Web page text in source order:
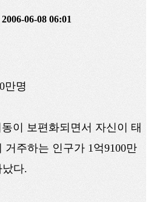
2006-06-08 06:01
만명
이 보편화되면서 자신이 태
주하는 인구가 1억9100만
다.